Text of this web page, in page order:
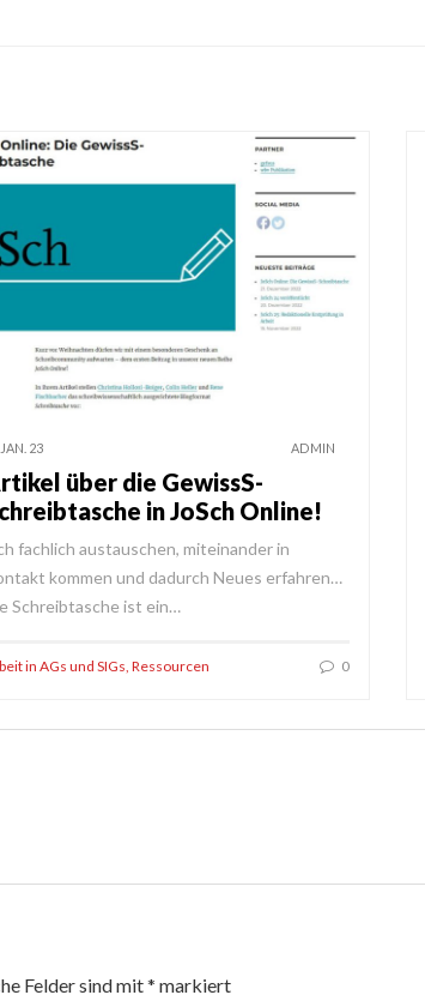
23 ADMIN
über die GewissS-
in JoSch Online!
fachlich austauschen, miteinander in
kommen und dadurch Neues erfahren…
Schreibtasche ist ein…
in AGs und SIGs Ressourcen 0
Felder sind mit* markiert